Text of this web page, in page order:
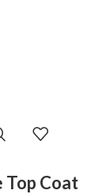
Coat